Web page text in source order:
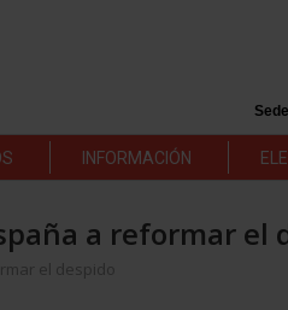
INFORMACIÓN
a reformar el
el despido